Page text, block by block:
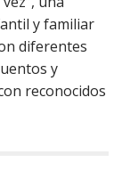
y familiar
diferentes
y
reconocidos